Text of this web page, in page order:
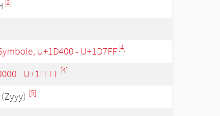
[2]
U+1D400 - U+1D7FF[4]
- U+1FFFF[4]
(Zyyy) [5]